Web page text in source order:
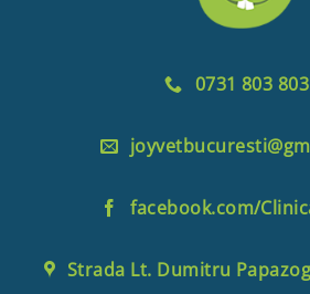
0731 803 803
facebook.com/
Strada Lt. Dumitru